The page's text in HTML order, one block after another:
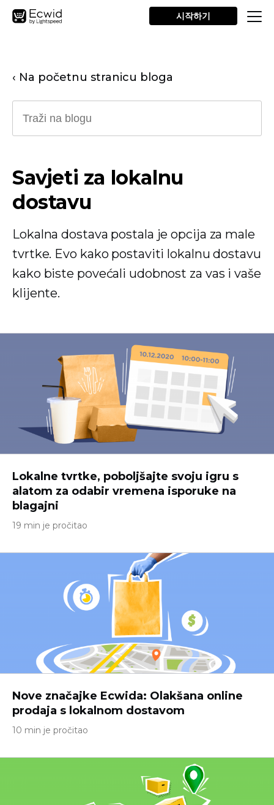
시작하기
‹ Na početnu stranicu bloga
Savjeti za lokalnu
dostavu
Lokalna dostava postala je opcija za male
tvrtke. Evo kako postaviti lokalnu dostavu
kako biste povećali udobnost za vas i vaše
klijente.
Lokalne tvrtke, poboljšajte svoju igru ​​s
alatom za odabir vremena isporuke na
blagajni
19 min je pročitao
Nove značajke Ecwida: Olakšana online
prodaja s lokalnom dostavom
10 min je pročitao